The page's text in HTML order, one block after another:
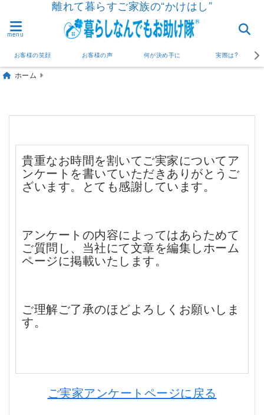
離れて暮らすご家族の“かけはし”
menu
お客様の笑顔 お客様の声 何が決め手に 実際は?
ホーム
貴重なお時間を割いてご実家についてア
ンケートを書いていただきありがとうご
ざいます。とても感謝しています。
アンケートの内容によってはあらためて
ご質問し、当社にて文章を編集しホーム
ページに掲載いたします。
ご理解ご了承のほどよろしくお願いしま
す。
ご実家アンケートページに戻る